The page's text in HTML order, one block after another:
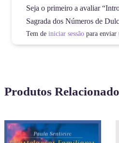
Seja o primeiro a avaliar
Sagrada dos Números de
Tem de iniciar sessãopara enviar
Produtos